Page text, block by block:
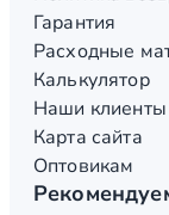
Гарантия
Расходные
Калькулятор
Наши клиенты
Карта сайта
Оптовикам